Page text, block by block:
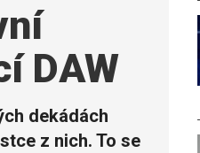
DAW
dekádách
z nich. To se